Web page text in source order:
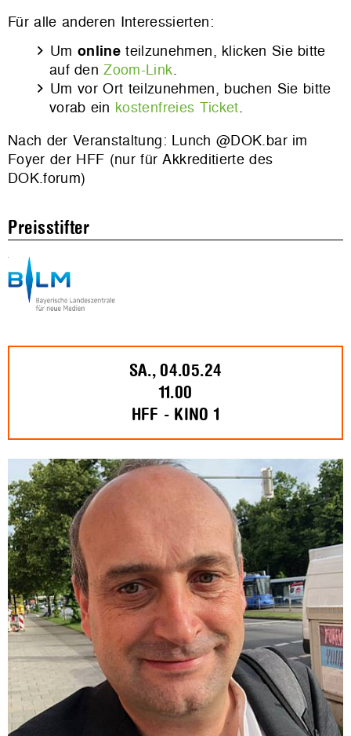
Für alle anderen Interessierten:
Um online teilzunehmen, klicken Sie bitte
auf denZoom-Link.
Um vor Ort teilzunehmen, buchen Sie bitte
vorab ein kostenfreies Ticket.
Nach der Veranstaltung: Lunch @DOK.bar im
Foyer der HFF (nur für Akkreditierte des
DOK.forum)
Preisstifter
SA., 04.05.24
11.00
HFF - KINO 1